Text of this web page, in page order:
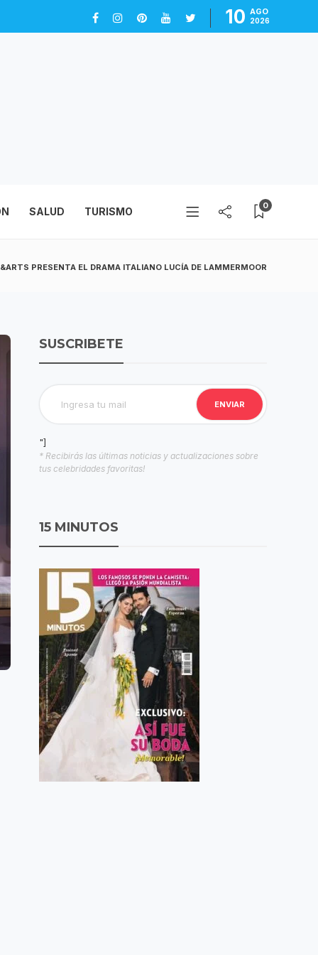
10 AGO
2026
SALUD TURISMO 0
PRESENTA EL DRAMA ITALIANO LUCÍA DE LAMMERMOOR
SUSCRIBETE
"]
* Recibirás las últimas noticias y actualizaciones sobre
tus celebridades favoritas!
15 MINUTOS